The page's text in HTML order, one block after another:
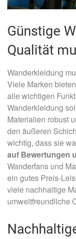
Günstige
Qualität
Wanderkleidung
Viele Marken
alle wichtigen
Wanderkleidung
Materialien robust
den äußeren
wichtig, dass sie
auf Bewertungen
Wanderfans und
ein gutes Preis-
viele nachhaltige
umweltfreundliche